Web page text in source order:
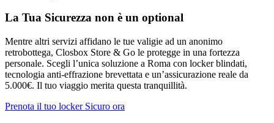
La Tua Sicurezza non è un optional
Mentre altri servizi affidano le tue valigie ad un anonimo
retrobottega, Closbox Store & Go le protegge in una fortezza
personale. Scegli l’unica soluzione a Roma con locker blindati,
tecnologia anti-effrazione brevettata e un’assicurazione reale da
5.000€. Il tuo viaggio merita questa tranquillità.
Prenota il tuo locker Sicuro ora